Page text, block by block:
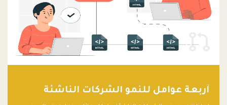
آربعة عوامل للنمو الشركات الناشئة